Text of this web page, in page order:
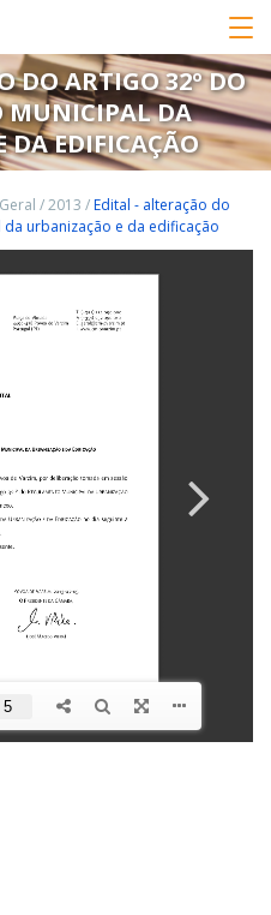
DO ARTIGO 32º DO
MUNICIPAL DA
DA EDIFICAÇÃO
/2013 /Edital - alteração do
urbanização e da edificação